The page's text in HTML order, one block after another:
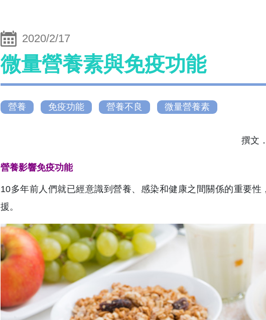
2020/2/17
微量營養素與免疫功能
營養 免疫功能 營養不良 微量營養素
撰文
營養影響免疫功能
10多年前人們就已經意識到營養、感染和健康之間關係的重要
援。